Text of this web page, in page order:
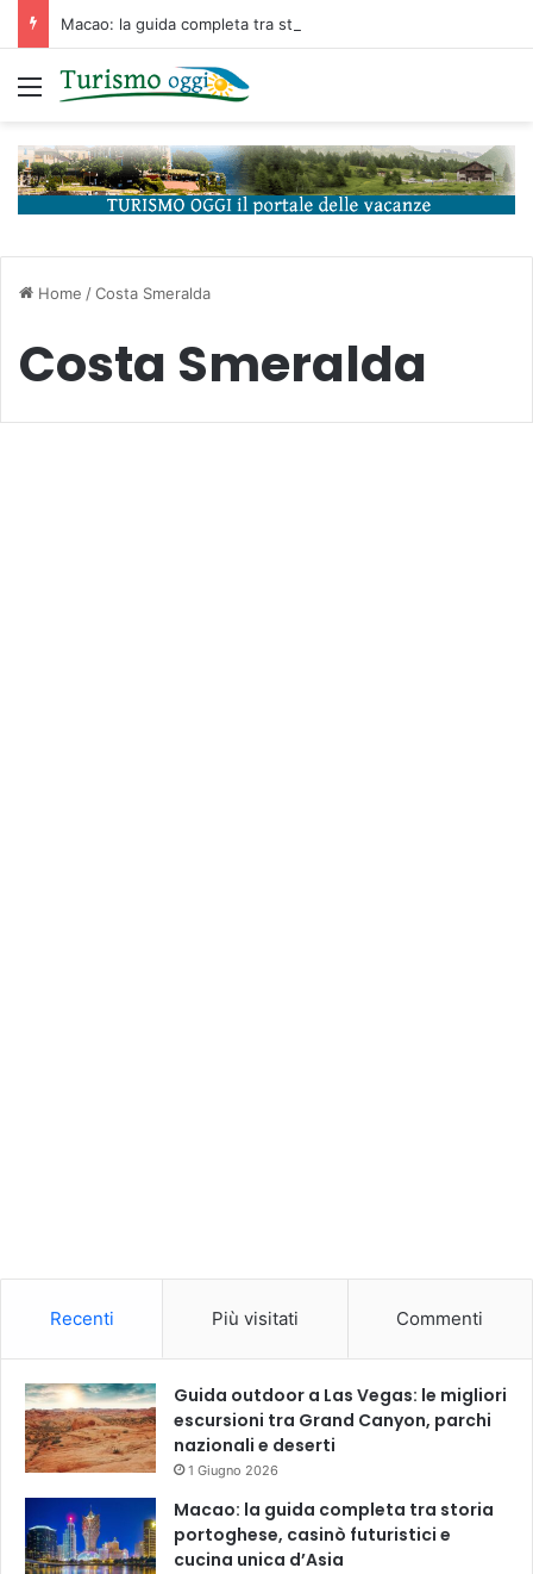
Menu
Home /Costa Smeralda
Costa Smeralda
Recenti Più visitati Commenti
Guida outdoor a Las Vegas: le migliori
escursioni tra Grand Canyon, parchi
nazionali e deserti
1 Giugno 2026
Macao: la guida completa tra storia
portoghese, casinò futuristici e
cucina unica d’Asia